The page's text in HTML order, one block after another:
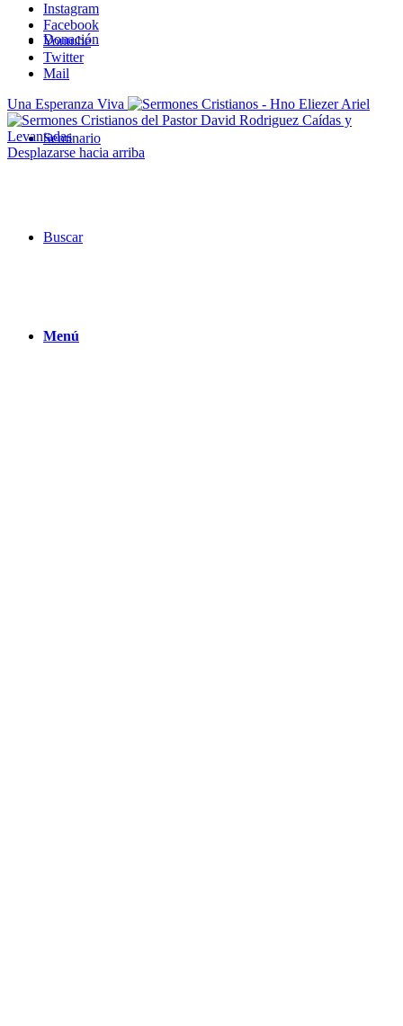
Donación
Seminario
Buscar
Menú
Instagram
Facebook
Youtube
Twitter
Mail
Una Esperanza Viva
Caídas y
Levantadas
Desplazarse hacia arriba